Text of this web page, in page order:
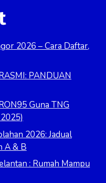
2026 – Cara Daftar,
PANDUAN
Guna TNG
2026: Jadual
A & B
: Rumah Mampu